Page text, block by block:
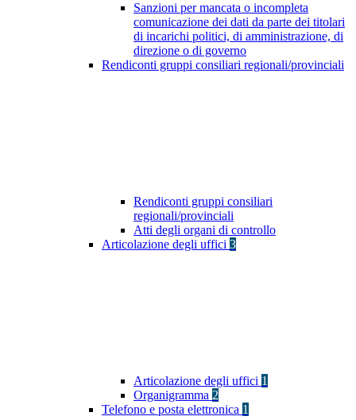
Sanzioni per mancata o incompleta
comunicazione dei dati da parte dei titolari
di incarichi politici, di amministrazione, di
direzione o di governo
Rendiconti gruppi consiliari regionali/provinciali
Rendiconti gruppi consiliari
regionali/provinciali
Atti degli organi di controllo
Articolazione degli uffici 3
Articolazione degli uffici 1
Organigramma 2
Telefono e posta elettronica 1